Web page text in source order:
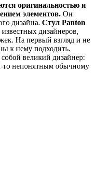
оригинальностью и
элементов. Он
дизайна. Стул Panton
дизайнеров,
На первый взгляд и не
к нему подходить.
великий дизайнер:
то непонятным обычному